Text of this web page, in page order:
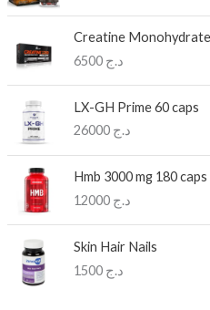
Creatine
د.ج 6500
LX-GH Prime 60 caps
د.ج 26000
Hmb 3000 mg 180 caps
د.ج 12000
Skin Hair Nails
د.ج 1500